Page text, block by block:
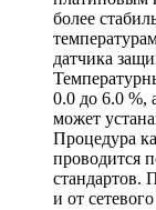
более
датчика
0.0 до 6.0 %,
может
Процедура
проводится
стандартов.
и от